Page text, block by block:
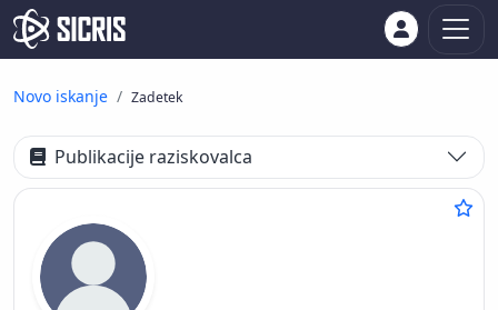
Novo iskanje Zadetek
Publikacije raziskovalca